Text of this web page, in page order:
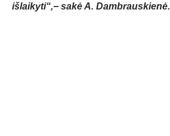
išlaikyti“,− sakė A. Dambrauskienė.